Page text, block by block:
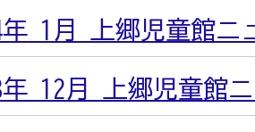
年 1月 上郷児童館ニ
年 12月 上郷児童館